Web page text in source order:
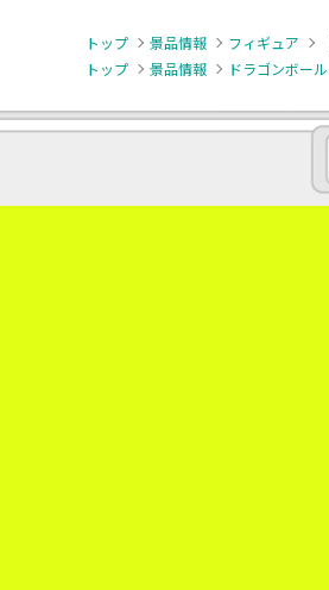
トップ 景品情報 フィギュア
トップ
景品情報 ドラゴンボール